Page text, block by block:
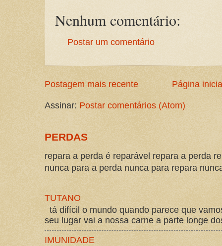
Nenhum comentário:
Postar um comentário
Postagem mais recente Página
Assinar: Postar comentários (Atom)
PERDAS
repara a perda é reparável repara a perda
nunca para a perda nunca para repara
TUTANO
tá difícil o mundo quando parece que
seu lugar vai a nossa carne a parte longe
IMUNIDADE